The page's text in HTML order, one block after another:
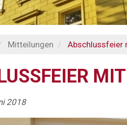
Mitteilungen Abschlussfeier
2018